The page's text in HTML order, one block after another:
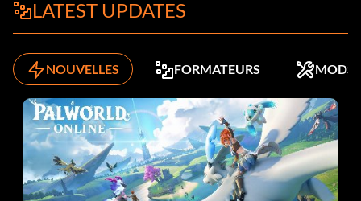
LATEST UPDATES
NOUVELLES FORMATEURS MODS